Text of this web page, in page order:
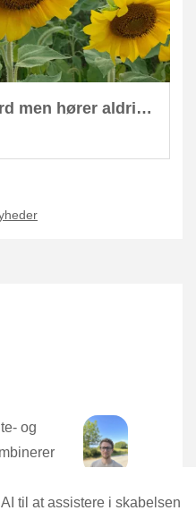
Solsikker renser byjord men hører aldrig hjemme i kompost
og
mulden.
til at assistere i skabelsen